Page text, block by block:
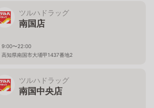
ツルハドラッグ
南国店
9:00〜22:00
高知県南国市大埇甲1437番地2
ツルハドラッグ
南国中央店